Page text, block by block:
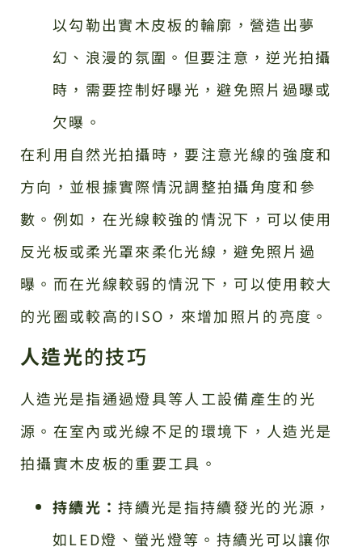
以勾勒出實木皮板的輪廓，營造出夢
幻、浪漫的氛圍。但要注意，逆光拍攝
時，需要控制好曝光，避免照片過曝或
欠曝。
在利用自然光拍攝時，要注意光線的強度和
方向，並根據實際情況調整拍攝角度和參
數。例如，在光線較強的情況下，可以使用
反光板或柔光罩來柔化光線，避免照片過
曝。而在光線較弱的情況下，可以使用較大
的光圈或較高的ISO，來增加照片的亮度。
人造光的技巧
人造光是指通過燈具等人工設備產生的光
源。在室內或光線不足的環境下，人造光是
拍攝實木皮板的重要工具。
持續光：持續光是指持續發光的光源，
如LED燈、螢光燈等。持續光可以讓你